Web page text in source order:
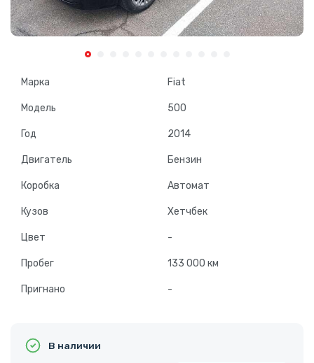
Марка Fiat
Модель 500
Год 2014
Двигатель Бензин
Коробка Автомат
Кузов Хетчбек
Цвет -
Пробег 133 000 км
Пригнано -
В наличии